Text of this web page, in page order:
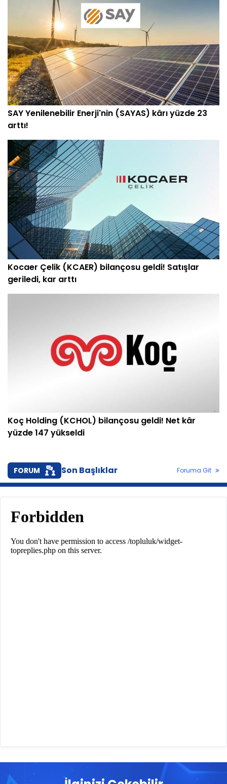
SAY Yenilenebilir Enerji'nin (SAYAS) kârı yüzde 23
arttı!
Kocaer Çelik (KCAER) bilançosu geldi! Satışlar
geriledi, kar arttı
Koç Holding (KCHOL) bilançosu geldi! Net kâr
yüzde 147 yükseldi
FORUM Son Başlıklar Foruma Git